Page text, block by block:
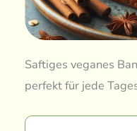
Saftiges veganes
perfekt für jede